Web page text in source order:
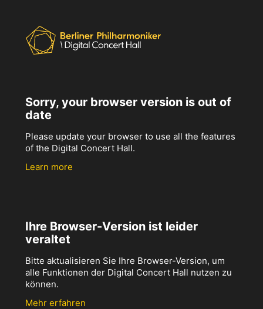
Sorry, your browser version is out of
date
Please update your browser to use all the features
of the Digital Concert Hall.
Learn more
Ihre Browser-Version ist leider
veraltet
Bitte aktualisieren Sie Ihre Browser-Version, um
alle Funktionen der Digital Concert Hall nutzen zu
können.
Mehr erfahren